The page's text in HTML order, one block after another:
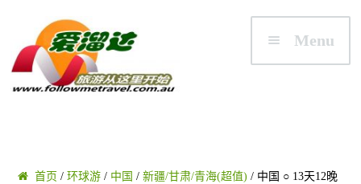
Skip to navigation
Skip to content
Menu
首页 / 环球游/ 中国 / 新疆/甘肃/青海(超值) / 中国 ○ 13天12晚